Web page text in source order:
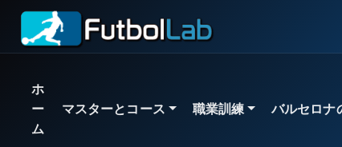
ホ
ー
ム
マスターとコース 職業訓練 バルセロナ